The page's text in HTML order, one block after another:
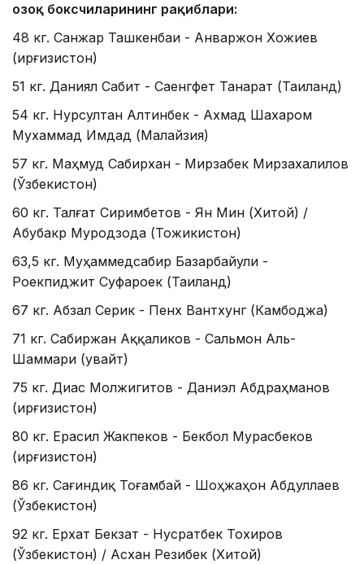
Қозоқ боксчиларининг рақиблари:
48 кг. Санжар Ташкенбаи - Анваржон Хожиев
(Қирғизистон)
51 кг. Даниял Сабит - Саенгфет Танарат (Таиланд)
54 кг. Нурсултан Алтинбек - Ахмад Шахаром
Мухаммад Имдад (Малайзия)
57 кг. Маҳмуд Сабирхан - Мирзабек Мирзахалилов
(Ўзбекистон)
60 кг. Талғат Сиримбетов - Ян Мин (Хитой) /
Абубакр Муродзода (Тожикистон)
63,5 кг. Муҳаммедсабир Базарбайули -
Роекпиджит Суфароек (Таиланд)
67 кг. Абзал Серик - Пенх Вантхунг (Камбоджа)
71 кг. Сабиржан Аққаликов - Сальмон Аль-
Шаммари (Қувайт)
75 кг. Диас Молжигитов - Даниэл Абдраҳманов
(Қирғизистон)
80 кг. Ерасил Жакпеков - Бекбол Мурасбеков
(Қирғизистон)
86 кг. Сағиндиқ Тоғамбай - Шоҳжаҳон Абдуллаев
(Ўзбекистон)
92 кг. Ерхат Бекзат - Нусратбек Тохиров
(Ўзбекистон) / Асхан Резибек (Хитой)